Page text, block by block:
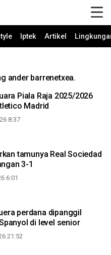
Iptek Artikel
ander barrenetxea.
Piala Raja 2025/2026
Madrid
8:37
tamunya Real Sociedad
3-1
6:01
perdana dipanggil
di level senior
21:52